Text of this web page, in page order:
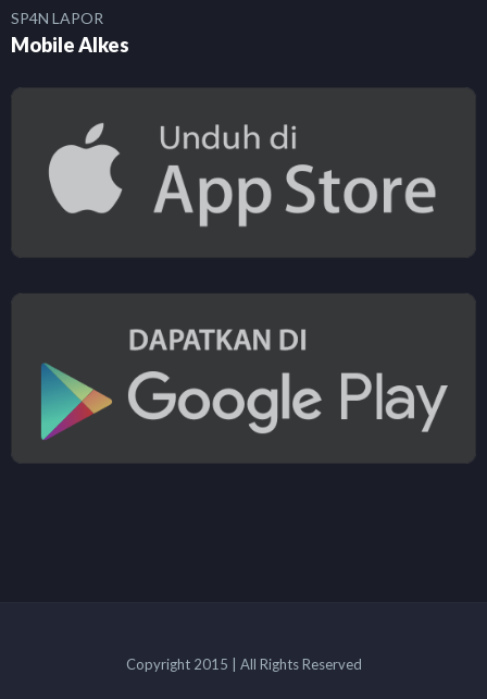
SP4N LAPOR
Mobile Alkes
Copyright 2015 | All Rights Reserved